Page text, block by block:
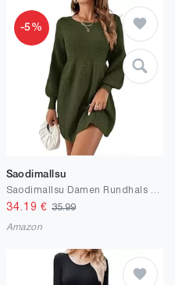
-5%
Saodimallsu
34.19 € 35.99
Amazon